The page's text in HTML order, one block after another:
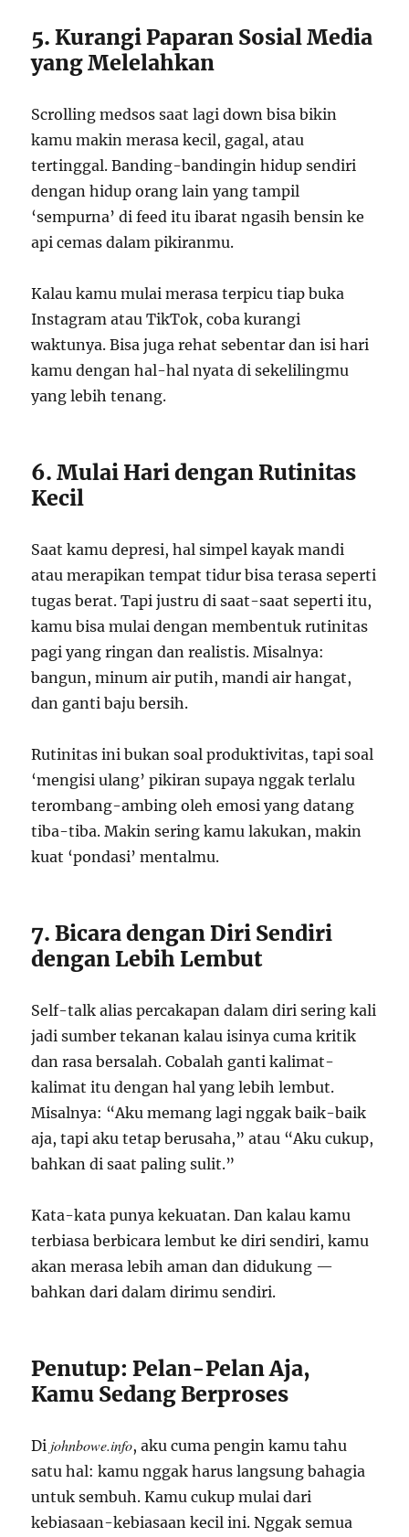
5. Kurangi Paparan Sosial Media
yang Melelahkan
Scrolling medsos saat lagi down bisa bikin
kamu makin merasa kecil, gagal, atau
tertinggal. Banding-bandingin hidup sendiri
dengan hidup orang lain yang tampil
‘sempurna’ di feed itu ibarat ngasih bensin ke
api cemas dalam pikiranmu.
Kalau kamu mulai merasa terpicu tiap buka
Instagram atau TikTok, coba kurangi
waktunya. Bisa juga rehat sebentar dan isi hari
kamu dengan hal-hal nyata di sekelilingmu
yang lebih tenang.
6. Mulai Hari dengan Rutinitas
Kecil
Saat kamu depresi, hal simpel kayak mandi
atau merapikan tempat tidur bisa terasa seperti
tugas berat. Tapi justru di saat-saat seperti itu,
kamu bisa mulai dengan membentuk rutinitas
pagi yang ringan dan realistis. Misalnya:
bangun, minum air putih, mandi air hangat,
dan ganti baju bersih.
Rutinitas ini bukan soal produktivitas, tapi soal
‘mengisi ulang’ pikiran supaya nggak terlalu
terombang-ambing oleh emosi yang datang
tiba-tiba. Makin sering kamu lakukan, makin
kuat ‘pondasi’ mentalmu.
7. Bicara dengan Diri Sendiri
dengan Lebih Lembut
Self-talk alias percakapan dalam diri sering kali
jadi sumber tekanan kalau isinya cuma kritik
dan rasa bersalah. Cobalah ganti kalimat-
kalimat itu dengan hal yang lebih lembut.
Misalnya: “Aku memang lagi nggak baik-baik
aja, tapi aku tetap berusaha,” atau “Aku cukup,
bahkan di saat paling sulit.”
Kata-kata punya kekuatan. Dan kalau kamu
terbiasa berbicara lembut ke diri sendiri, kamu
akan merasa lebih aman dan didukung —
bahkan dari dalam dirimu sendiri.
Penutup: Pelan-Pelan Aja,
Kamu Sedang Berproses
Di johnbowe.info, aku cuma pengin kamu tahu
satu hal: kamu nggak harus langsung bahagia
untuk sembuh. Kamu cukup mulai dari
kebiasaan-kebiasaan kecil ini. Nggak semua